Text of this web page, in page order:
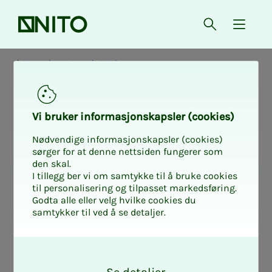
Front page Open{
Kongsberg Agenda UNG
Reg­is­­­tra­­­tion for
Kongs­berg Agen­­­
da UNG
Vi bruk­er in­­­for­­masjon­skap­sler (cook­ies)
Nødvendige informasjonskapsler (cookies)
sørger for at denne nettsiden fungerer som
den skal.
I tillegg ber vi om samtykke til å bruke cookies
til personalisering og tilpasset markedsføring.
Godta alle eller velg hvilke cookies du
samtykker til ved å se detaljer.